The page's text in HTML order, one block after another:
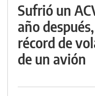
Sufrió un
año
récord de
de un avión